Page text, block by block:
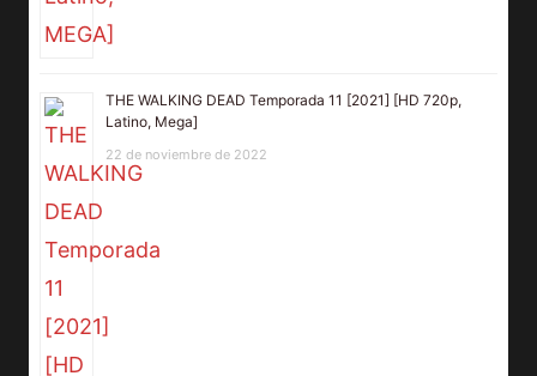
THE WALKING DEAD Temporada 11 [2021] [HD 720p,
Latino, Mega]
22 de noviembre de 2022